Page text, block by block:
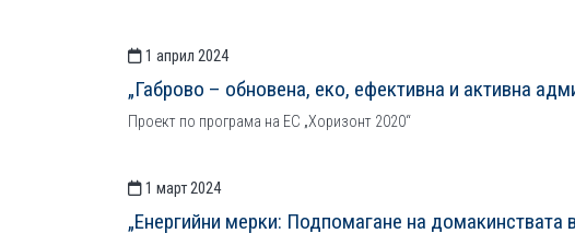
1 април 2024
„Габрово – обновена, еко, ефективна и активна
Проект по програма на ЕС „Хоризонт 2020“
1 март 2024
„Енергийни мерки: Подпомагане на домакинствата